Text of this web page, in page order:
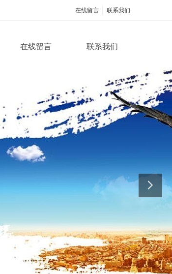
在线留言 联系我们
在线留言 联系我们